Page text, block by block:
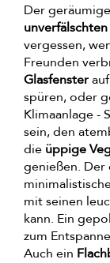
Der
vergessen,
Freunden
Glasfenster
spüren, oder
Klimaanlage -
sein, den
die üppige
genießen.
mit seinen
kann. Ein
zum
Auch ein